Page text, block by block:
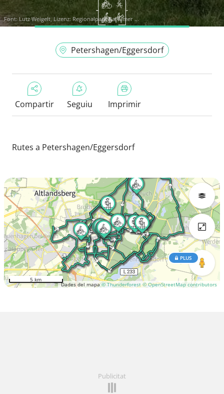
Font: Lutz Weigelt, Lizenz: Regionalpark Barnimer ...
Petershagen/Eggersdorf
Compartir Seguiu Imprimir
Rutes a Petershagen/Eggersdorf
Dades del mapa© Thunderforest © OpenStreetMap contributors
PLUS
5 km
Publicitat